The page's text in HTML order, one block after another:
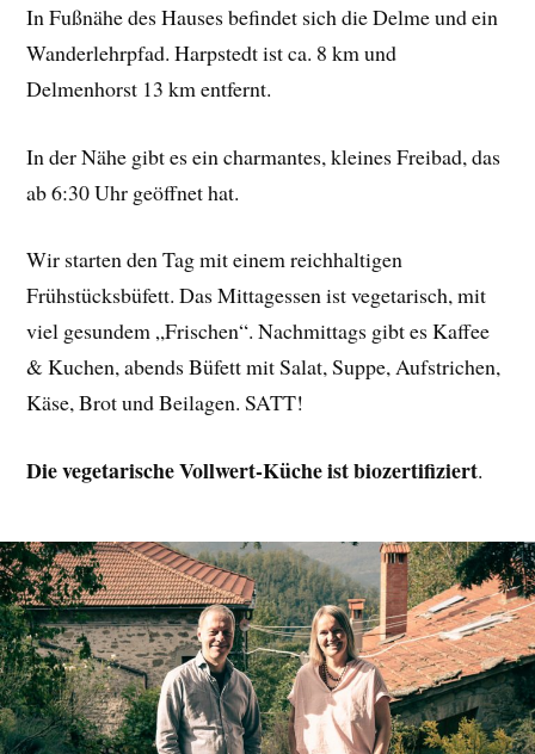
In Fußnähe des Hauses befindet sich die Delme und ein
Wanderlehrpfad. Harpstedt ist ca. 8 km und
Delmenhorst 13 km entfernt.
In der Nähe gibt es ein charmantes, kleines Freibad, das
ab 6:30 Uhr geöffnet hat.
Wir starten den Tag mit einem reichhaltigen
Frühstücksbüfett. Das Mittagessen ist vegetarisch, mit
viel gesundem „Frischen“. Nachmittags gibt es Kaffee
& Kuchen, abends Büfett mit Salat, Suppe, Aufstrichen,
Käse, Brot und Beilagen. SATT!
Die vegetarische Vollwert-Küche ist biozertifiziert.